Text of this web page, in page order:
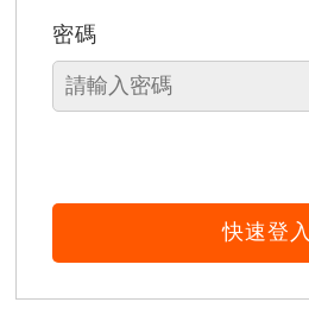
密碼
快速登入